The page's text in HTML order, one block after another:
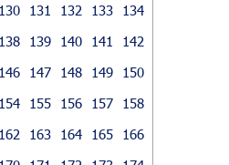
130 131 132 133
134
138 139 140 141
142
146 147 148 149
150
154 155 156 157
158
162 163 164 165
166